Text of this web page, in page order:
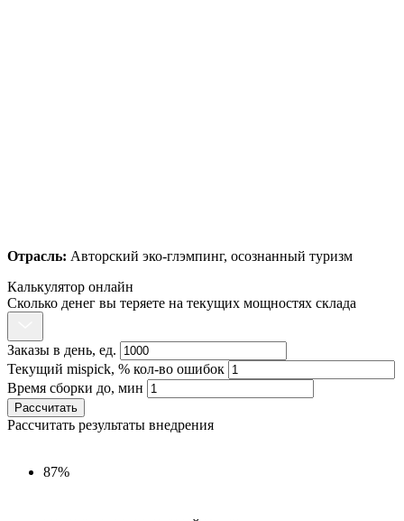
Отрасль: Авторский эко-глэмпинг, осознанный туризм
Калькулятор онлайн
Сколько денег вы теряете на текущих мощностях склада
Заказы в день, ед.
Текущий mispick, % кол-во ошибок
Время сборки до, мин
Рассчитать
Рассчитать результаты внедрения
87%